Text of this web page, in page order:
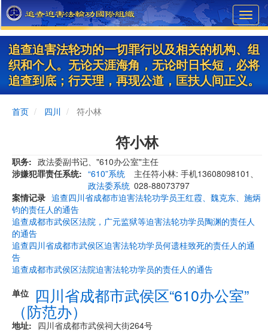
Skip
to
main
content
追查迫害法轮功的一切罪行以及相关的机构、组
织和个人。无论天涯海角，无论时日长短，必将
追查到底；行天理，再现公道，匡扶人间正义。
首页 四川 符小林
符小林
职务
政法委副书记、"610办公室"主任
涉嫌犯罪责任系统
“610”系统
政法委系统
主任符小林: 手机13608098101、
028-88073797
案情记录 追查四川省成都市迫害法轮功学员王红霞、魏克东、施炳
钧的责任人的通告
追查成都市武侯区法院，广元监狱等迫害法轮功学员陶渊的责任人
的通告
追查四川省成都市武侯区迫害法轮功学员何遗桂致死的责任人的通
告
追查成都市武侯区法院迫害法轮功学员的责任人的通告
单位
四川省成都市武侯区“610办公室”
（防范办）
地址
四川省成都市武侯祠大街264号